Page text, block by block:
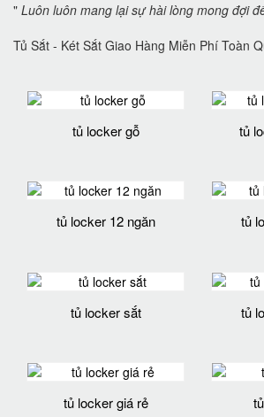
" Luôn luôn mang lại sự hài lòng mong đợi
Tủ Sắt - Két Sắt Giao Hàng Miễn Phí Toàn
tủ locker gỗ tủ
tủ locker 12 ngăn tủ
tủ locker sắt tủ
tủ locker giá rẻ